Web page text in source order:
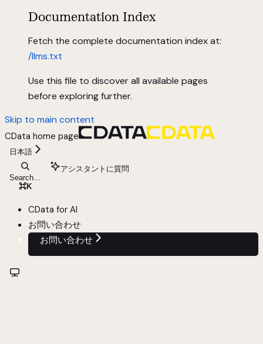
Documentation Index
Fetch the complete documentation index at:
/llms.txt
Use this file to discover all available pages
before exploring further.
Skip to main content
CData home page
日本語
Search...
⌘K
アシスタントに質問
CData for AI
お問い合わせ
お問い合わせ